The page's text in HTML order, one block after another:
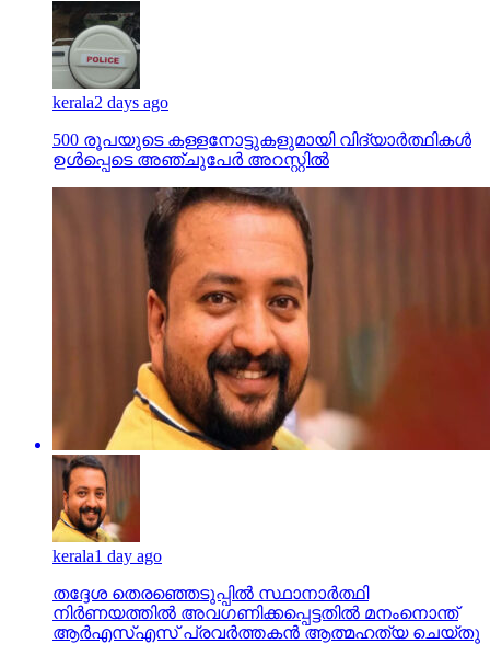
kerala2 days ago
500 രൂപയുടെ കള്ളനോട്ടുകളുമായി വിദ്യാര്‍ത്ഥികള്‍
ഉള്‍പ്പെടെ അഞ്ചുപേര്‍ അറസ്റ്റില്‍
kerala1 day ago
തദ്ദേശ തെരഞ്ഞെടുപ്പില്‍ സ്ഥാനാര്‍ത്ഥി
നിര്‍ണയത്തില്‍ അവഗണിക്കപ്പെട്ടതില്‍ മനംനൊന്ത്
ആര്‍എസ്എസ് പ്രവര്‍ത്തകന്‍ ആത്മഹത്യ ചെയ്തു